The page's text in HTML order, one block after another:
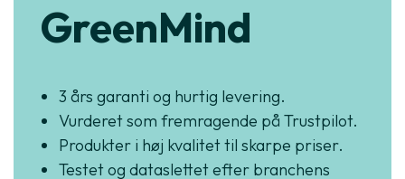
GreenMind
3 års garanti og hurtig levering.
Vurderet som fremragende på Trustpilot.
Produkter i høj kvalitet til skarpe priser.
Testet og dataslettet efter branchens